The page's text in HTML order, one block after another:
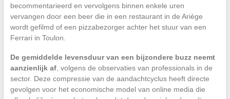
becommentarieerd en vervolgens binnen enkele uren
vervangen door een beer die in een restaurant in de Ariège
wordt gefilmd of een pizzabezorger achter het stuur van een
Ferrari in Toulon.
De gemiddelde levensduur van een bijzondere buzz neemt
aanzienlijk af, volgens de observaties van professionals in de
sector. Deze compressie van de aandachtcyclus heeft directe
gevolgen voor het economische model van online media die